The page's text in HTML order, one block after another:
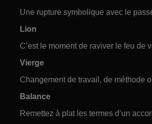
Une rupture symbolique avec le
Lion
C’est le moment de raviver le feu de
Vierge
Changement de travail, de méthode
Balance
Remettez à plat les termes d’un